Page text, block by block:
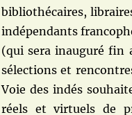
bibliothécaires,
indépendants
(qui sera inauguré fin
sélections et
Voie des indés
réels et virtuels de